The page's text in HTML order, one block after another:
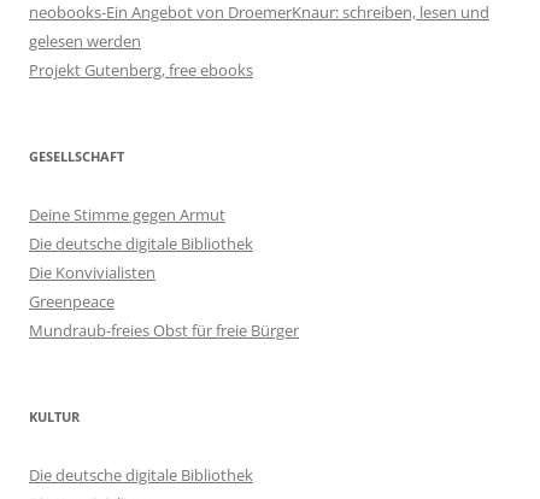
neobooks-Ein Angebot von DroemerKnaur: schreiben, lesen und
gelesen werden
Projekt Gutenberg, free ebooks
GESELLSCHAFT
Deine Stimme gegen Armut
Die deutsche digitale Bibliothek
Die Konvivialisten
Greenpeace
Mundraub-freies Obst für freie Bürger
KULTUR
Die deutsche digitale Bibliothek